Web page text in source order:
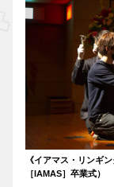
《イアマス・リンギ
［IAMAS］卒業式）